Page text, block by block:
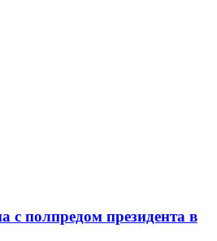
полпредом президента в